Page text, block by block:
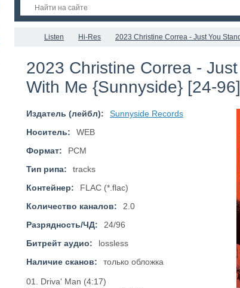
Listen Hi-Res 2023 Christine Correa - Just You
2023 Christine Correa -
With Me {Sunnyside} [24-96]
Издатель (лейбл):
Sunnyside Records
Носитель:
WEB
Формат:
PCM
Тип рипа:
tracks
Контейнер:
FLAC (*.flac)
Количество каналов:
2.0
Разрядность/ЧД:
24/96
Битрейт аудио:
lossless
Наличие сканов:
только обложка
01. Driva' Man (4:17)